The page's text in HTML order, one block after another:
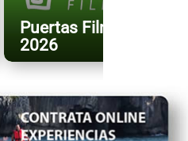
Puertas FilmFest
2026